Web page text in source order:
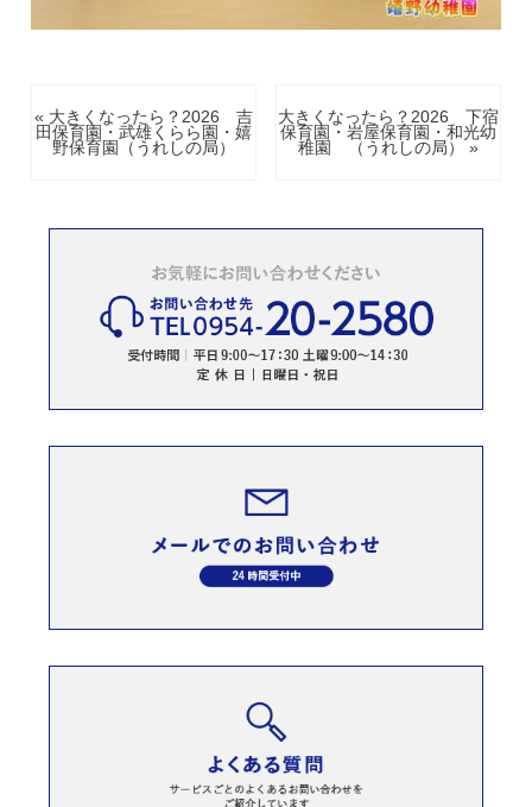
« 大きくなったら？2026 吉
田保育園・武雄くらら園・嬉
野保育園（うれしの局）
大きくなったら？2026 下宿
保育園・岩屋保育園・和光幼
稚園 （うれしの局） »